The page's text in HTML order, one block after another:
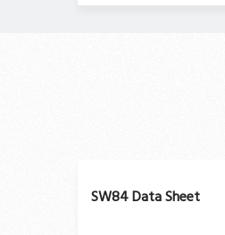
SW84 Data Sheet